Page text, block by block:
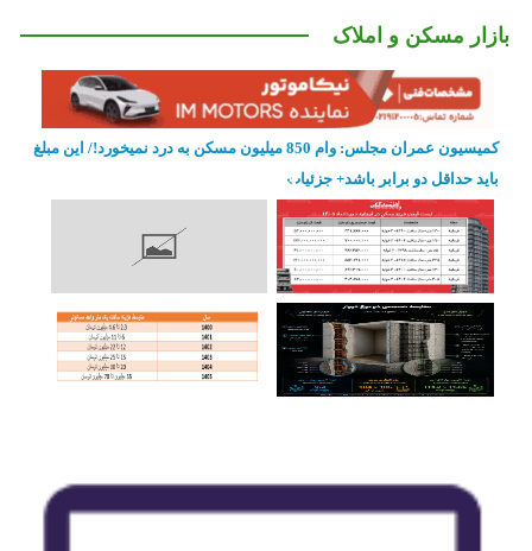
بازار مسکن و املاک
کمیسیون عمران مجلس: وام 850 میلیون مسکن به درد نمیخورد!/ این مبلغ
باید حداقل دو برابر باشد+ جزئیات